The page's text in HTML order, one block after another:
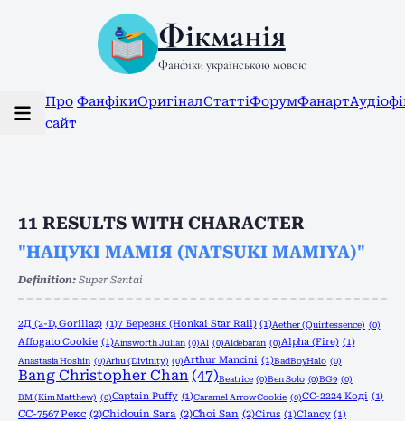
Фікманія
Фанфіки українською мовою
Про
сайт
ФанфікиОригіналСтаттіФорумФанарт
11 RESULTS WITH CHARACTER
"НАЦУКІ МАМІЯ (NATSUKI MAMIYA)"
Definition: Super Sentai
2Д (2-D, Gorillaz) (1)7 Березня (Honkai Star Rail) (1)Aether (Quintessence) (0)
Affogato Cookie (1)Ainsworth Julian (0)Al (0)Aldebaran (0)Alpha (Fire) (1)
Anastasia Hoshin (0)Arhu (Divinity) (0)Arthur Mancini (1)BadBoyHalo (0)
Bang Christopher Chan (47)Beatrice (0)Ben Solo (0)BG9 (0)
BM (Kim Matthew) (0)Captain Puffy (1)Caramel Arrow Cookie (0)CC-2224 Коді (1)
CC-7567 Рекс (2)Chidouin Sara (2)Choi San (2)Cirus (1)Clancy (1)